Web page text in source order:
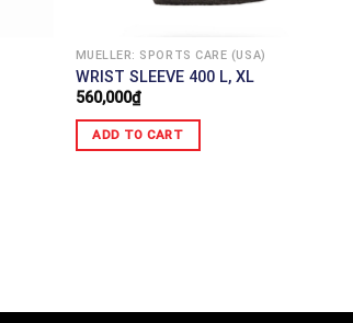
MUELLER: SPORTS CARE (USA)
WRIST SLEEVE 400 L, XL
560,000₫
ADD TO CART